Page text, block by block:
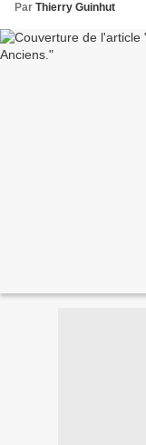
Par Thierry Guinhut